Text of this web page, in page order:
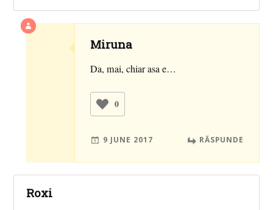
Miruna
Da, mai, chiar asa e…
0
9 JUNE 2017 RĂSPUNDE
Roxi